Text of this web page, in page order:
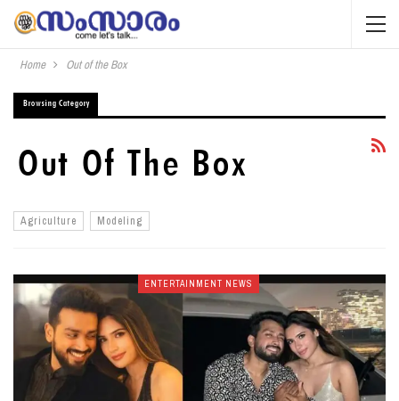
Home Out of the Box
Browsing Category
Out Of The Box
Agriculture Modeling
ENTERTAINMENT NEWS